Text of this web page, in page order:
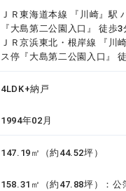
ＪＲ東海道本線 『川崎』駅
『大島第二公園入口』 徒歩3
ＪＲ京浜東北・根岸線 『川
ス停『大島第二公園入口』
4LDK+納戸
1994年02月
147.19㎡（約44.52坪）
158.31㎡（約47.88坪）：公